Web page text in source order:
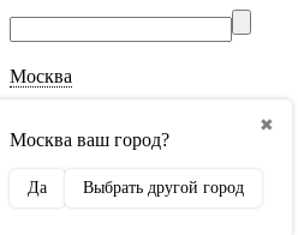
Москва
✖
Москва ваш город?
Да Выбрать другой город
Наши реквизиты
Оптовикам
Сотрудничество